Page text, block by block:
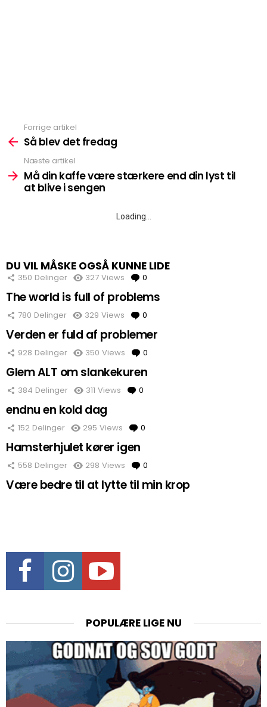
mere
Forrige artikel
Så blev det fredag
Næste artikel
Må din kaffe være stærkere end din lyst til
at blive i sengen
Loading…
DU VIL MÅSKE OGSÅ KUNNE LIDE
350 Delinger 327 Views 0
The world is full of problems
780 Delinger 329 Views 0
Verden er fuld af problemer
928 Delinger 350 Views 0
Glem ALT om slankekuren
384 Delinger 311 Views 0
endnu en kold dag
152 Delinger 295 Views 0
Hamsterhjulet kører igen
558 Delinger 298 Views 0
Være bedre til at lytte til min krop
Facebook Instagram Youtube
POPULÆRE LIGE NU